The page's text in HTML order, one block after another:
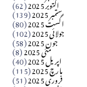
ستمبر 2025 (139) اگست 2025 (80) جولائی 2025 (102) جون 2025 (58) مئی 2025 (8) اپریل 2025 (40) مارچ 2025 (115) فروری 2025 (51)